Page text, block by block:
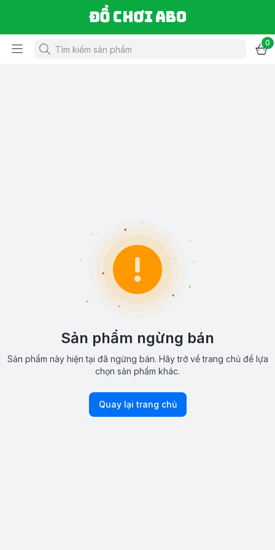
Đồ chơi ABO
0
Sản phẩm ngừng bán
Sản phẩm này hiện tại đã ngừng bán. Hãy trở về trang chủ để lựa
chọn sản phẩm khác.
Quay lại trang chủ